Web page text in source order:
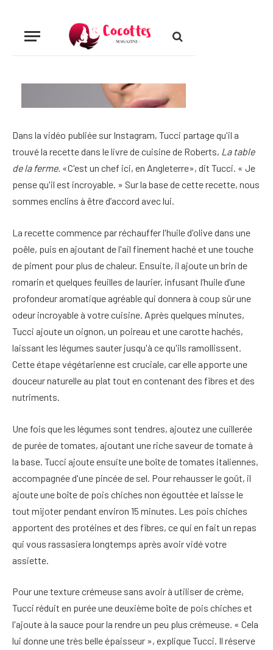
Dans la vidéo publiée sur Instagram, Tucci partage qu'il a
trouvé la recette dans le livre de cuisine de Roberts, La table
de la ferme. «C'est un chef ici, en Angleterre», dit Tucci. « Je
pense qu'il est incroyable. » Sur la base de cette recette, nous
sommes enclins à être d’accord avec lui.
La recette commence par réchauffer l'huile d'olive dans une
poêle, puis en ajoutant de l'ail finement haché et une touche
de piment pour plus de chaleur. Ensuite, il ajoute un brin de
romarin et quelques feuilles de laurier, infusant l’huile d’une
profondeur aromatique agréable qui donnera à coup sûr une
odeur incroyable à votre cuisine. Après quelques minutes,
Tucci ajoute un oignon, un poireau et une carotte hachés,
laissant les légumes sauter jusqu'à ce qu'ils ramollissent.
Cette étape végétarienne est cruciale, car elle apporte une
douceur naturelle au plat tout en contenant des fibres et des
nutriments.
Une fois que les légumes sont tendres, ajoutez une cuillerée
de purée de tomates, ajoutant une riche saveur de tomate à
la base. Tucci ajoute ensuite une boîte de tomates italiennes,
accompagnée d'une pincée de sel. Pour rehausser le goût, il
ajoute une boîte de pois chiches non égouttée et laisse le
tout mijoter pendant environ 15 minutes. Les pois chiches
apportent des protéines et des fibres, ce qui en fait un repas
qui vous rassasiera longtemps après avoir vidé votre
assiette.
Pour une texture crémeuse sans avoir à utiliser de crème,
Tucci réduit en purée une deuxième boîte de pois chiches et
l'ajoute à la sauce pour la rendre un peu plus crémeuse. « Cela
lui donne une très belle épaisseur », explique Tucci. Il réserve